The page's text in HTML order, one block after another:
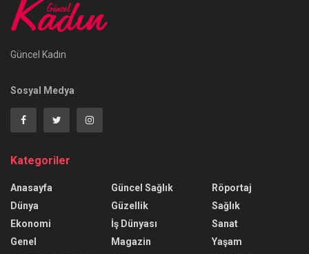
Güncel Kadın
Sosyal Medya
Kategoriler
Anasayfa
Dünya
Ekonomi
Genel
Güncel Sağlık
Güzellik
İş Dünyası
Magazin
Röportaj
Sağlık
Sanat
Yaşam